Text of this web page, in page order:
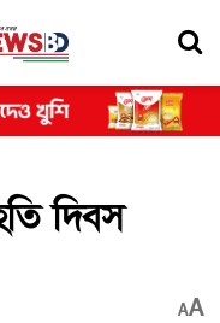
দিবস
AA